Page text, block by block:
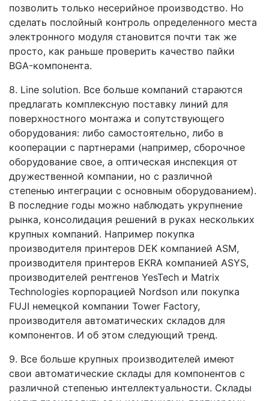
позволить только несерийное производство. Но
сделать послойный контроль определенного места
электронного модуля становится почти так же
просто, как раньше проверить качество пайки
BGA-компонента.
8. Line solution. Все больше компаний стараются
предлагать комплексную поставку линий для
поверхностного монтажа и сопутствующего
оборудования: либо самостоятельно, либо в
кооперации с партнерами (например, сборочное
оборудование свое, а оптическая инспекция от
дружественной компании, но с различной
степенью интеграции с основным оборудованием).
В последние годы можно наблюдать укрупнение
рынка, консолидация решений в руках нескольких
крупных компаний. Например покупка
производителя принтеров DEK компанией ASM,
производителя принтеров EKRA компанией ASYS,
производителей рентгенов YesTech и Matrix
Technologies корпорацией Nordson или покупка
FUJI немецкой компании Tower Factory,
производителя автоматических складов для
компонентов. И об этом следующий тренд.
9. Все больше крупных производителей имеют
свои автоматические склады для компонентов с
различной степенью интеллектуальности. Склады